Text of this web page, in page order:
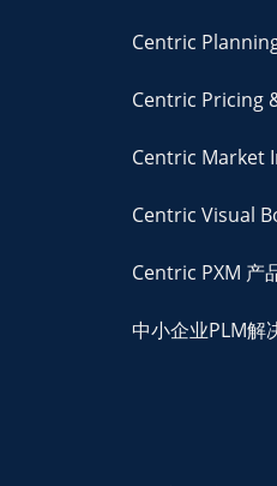
Centric
Centric Pricing
Centric Market
Centric Visual
Centric PXM 产
中小企业PLM解